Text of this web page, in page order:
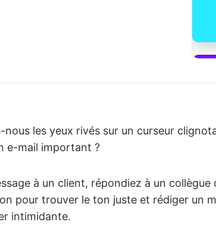
les yeux rivés sur un curseur
e-mail important ?
à un client, répondiez à un
pour trouver le ton juste et rédiger un
intimidante.